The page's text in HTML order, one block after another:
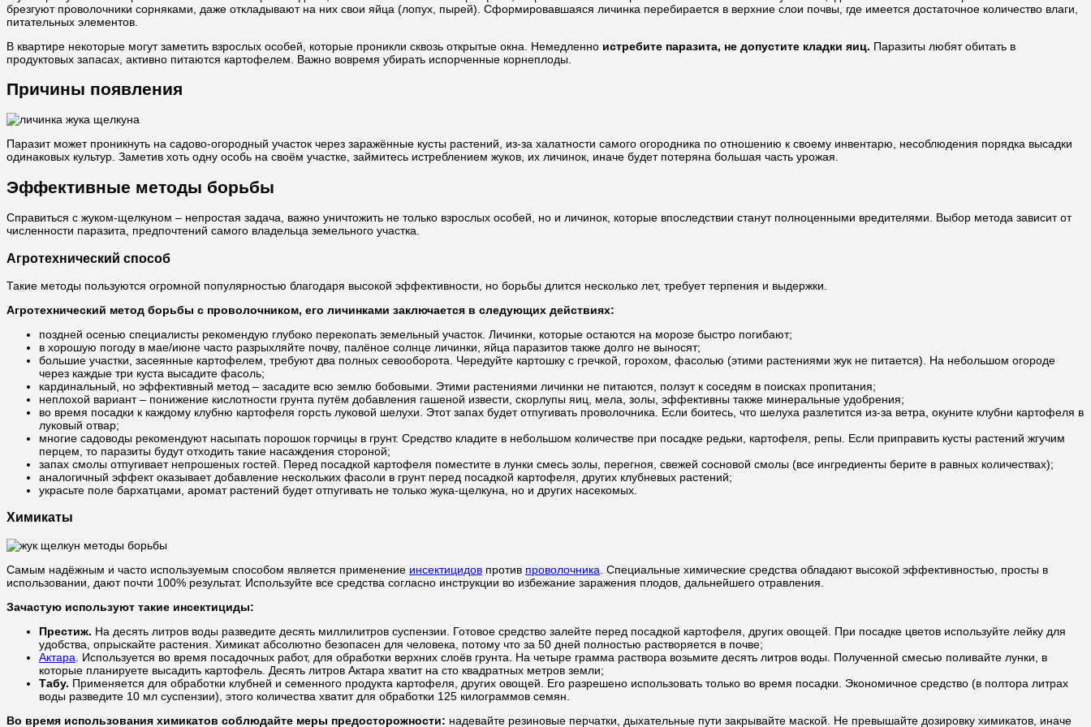
брезгуют проволочники сорняками, даже откладывают на них свои яйца (лопух, пырей). Сформировавшаяся личинка перебирается в верхние слои почвы, где имеется достаточное количество влаги,
питательных элементов.
В квартире некоторые могут заметить взрослых особей, которые проникли сквозь открытые окна. Немедленно истребите паразита, не допустите кладки яиц. Паразиты любят обитать в
продуктовых запасах, активно питаются картофелем. Важно вовремя убирать испорченные корнеплоды.
Причины появления
Паразит может проникнуть на садово-огородный участок через заражённые кусты растений, из-за халатности самого огородника по отношению к своему инвентарю, несоблюдения порядка высадки
одинаковых культур. Заметив хоть одну особь на своём участке, займитесь истреблением жуков, их личинок, иначе будет потеряна большая часть урожая.
Эффективные методы борьбы
Справиться с жуком-щелкуном – непростая задача, важно уничтожить не только взрослых особей, но и личинок, которые впоследствии станут полноценными вредителями. Выбор метода зависит от
численности паразита, предпочтений самого владельца земельного участка.
Агротехнический способ
Такие методы пользуются огромной популярностью благодаря высокой эффективности, но борьбы длится несколько лет, требует терпения и выдержки.
Агротехнический метод борьбы с проволочником, его личинками заключается в следующих действиях:
поздней осенью специалисты рекомендую глубоко перекопать земельный участок. Личинки, которые остаются на морозе быстро погибают;
в хорошую погоду в мае/июне часто разрыхляйте почву, палёное солнце личинки, яйца паразитов также долго не выносят;
большие участки, засеянные картофелем, требуют два полных севооборота. Чередуйте картошку с гречкой, горохом, фасолью (этими растениями жук не питается). На небольшом огороде
через каждые три куста высадите фасоль;
кардинальный, но эффективный метод – засадите всю землю бобовыми. Этими растениями личинки не питаются, ползут к соседям в поисках пропитания;
неплохой вариант – понижение кислотности грунта путём добавления гашеной извести, скорлупы яиц, мела, золы, эффективны также минеральные удобрения;
во время посадки к каждому клубню картофеля горсть луковой шелухи. Этот запах будет отпугивать проволочника. Если боитесь, что шелуха разлетится из-за ветра, окуните клубни картофеля в
луковый отвар;
многие садоводы рекомендуют насыпать порошок горчицы в грунт. Средство кладите в небольшом количестве при посадке редьки, картофеля, репы. Если приправить кусты растений жгучим
перцем, то паразиты будут отходить такие насаждения стороной;
запах смолы отпугивает непрошеных гостей. Перед посадкой картофеля поместите в лунки смесь золы, перегноя, свежей сосновой смолы (все ингредиенты берите в равных количествах);
аналогичный эффект оказывает добавление нескольких фасоли в грунт перед посадкой картофеля, других клубневых растений;
украсьте поле бархатцами, аромат растений будет отпугивать не только жука-щелкуна, но и других насекомых.
Химикаты
Самым надёжным и часто используемым способом является применение инсектицидов против проволочника . Специальные химические средства обладают высокой эффективностью, просты в
использовании, дают почти 100% результат. Используйте все средства согласно инструкции во избежание заражения плодов, дальнейшего отравления.
Зачастую используют такие инсектициды:
Престиж. На десять литров воды разведите десять миллилитров суспензии. Готовое средство залейте перед посадкой картофеля, других овощей. При посадке цветов используйте лейку для
удобства, опрыскайте растения. Химикат абсолютно безопасен для человека, потому что за 50 дней полностью растворяется в почве;
Актара . Используется во время посадочных работ, для обработки верхних слоёв грунта. На четыре грамма раствора возьмите десять литров воды. Полученной смесью поливайте лунки, в
которые планируете высадить картофель. Десять литров Актара хватит на сто квадратных метров земли;
Табу. Применяется для обработки клубней и семенного продукта картофеля, других овощей. Его разрешено использовать только во время посадки. Экономичное средство (в полтора литрах
воды разведите 10 мл суспензии), этого количества хватит для обработки 125 килограммов семян.
Во время использования химикатов соблюдайте меры предосторожности: надевайте резиновые перчатки, дыхательные пути закрывайте маской. Не превышайте дозировку химикатов, иначе